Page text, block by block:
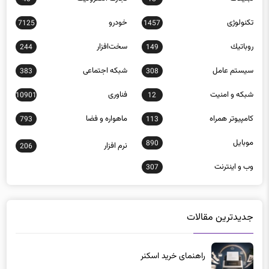
تکنولوژی 1457 خودرو 7125
روباتيك 149 سخت‌افزار 244
سيستم عامل 308 شبكه اجتماعی 383
شبكه و امنيت 12 فناوری 10901
كامپيوتر همراه 113 ماهواره و فضا 793
موبايل 890
206
وب و اينترنت 307
1 هفته پیش